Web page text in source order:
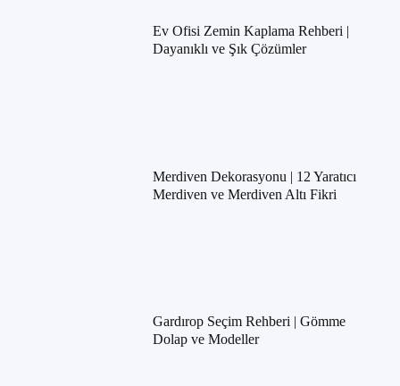
Ev Ofisi Zemin Kaplama Rehberi |
Dayanıklı ve Şık Çözümler
Merdiven Dekorasyonu | 12 Yaratıcı
Merdiven ve Merdiven Altı Fikri
Gardırop Seçim Rehberi | Gömme
Dolap ve Modeller